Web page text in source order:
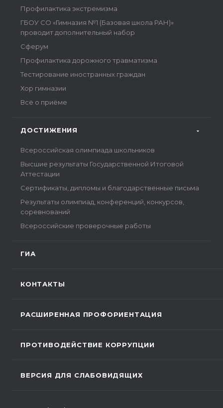
Профилактика экстремизма
ГБОУ СО «Гимназия №1 (Базовая школа РАН)»
проводит дополнительный набор
Сферум
Профилактика дорожного травматизма
Тестирование иностранных граждан
Хор гимназии
Всё о приёме
ДОСТИЖЕНИЯ
Всероссийская олимпиада школьников
Высшие результаты Государственной Итоговой
Аттестации
Сертификаты, дипломы и благодарственные письма
Результаты олимпиад, конференций, конкурсов,
соревнований
Всероссийские проверочные работы
ГИА
КОНТАКТЫ
РАСШИРЕННАЯ ПРОФОРИЕНТАЦИЯ
ПРОТИВОДЕЙСТВИЕ КОРРУПЦИИ
ВЕРСИЯ ДЛЯ СЛАБОВИДЯЩИХ